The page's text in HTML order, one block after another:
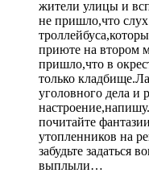
жители улицы и
не пришло,что слух
приюте на втором
пришло,что в
только
уголовного дела и
почитайте
утопленников на
забудьте задаться
выплыли…